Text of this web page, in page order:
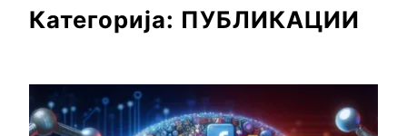
Категорија: ПУБЛИКАЦИИ